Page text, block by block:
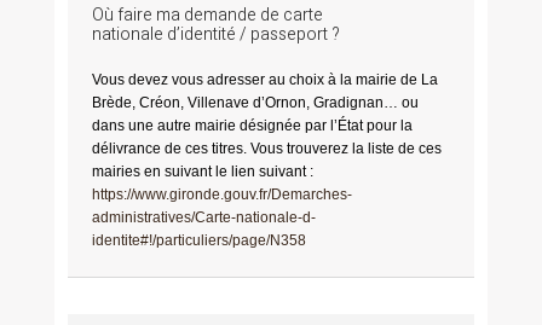
Où faire ma demande de carte
nationale d’identité / passeport ?
Vous devez vous adresser au choix à la mairie de La
Brède, Créon, Villenave d’Ornon, Gradignan… ou
dans une autre mairie désignée par l’État pour la
délivrance de ces titres. Vous trouverez la liste de ces
mairies en suivant le lien suivant :
https://www.gironde.gouv.fr/Demarches-
administratives/Carte-nationale-d-
identite#!/particuliers/page/N358